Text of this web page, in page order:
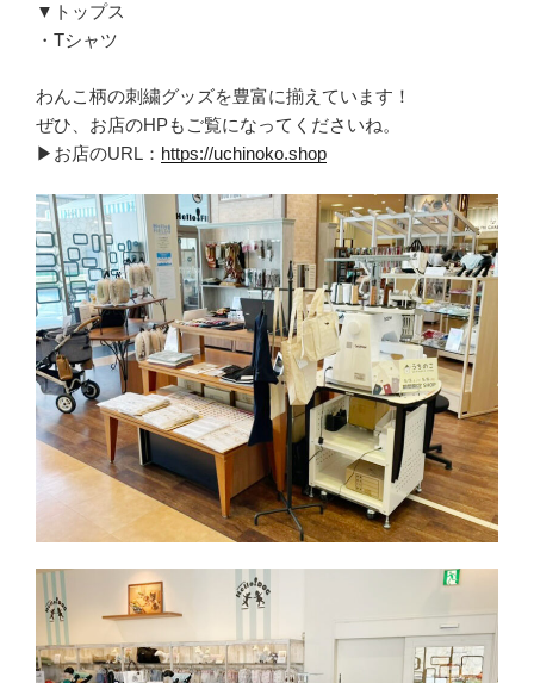
▼トップス
・Tシャツ
わんこ柄の刺繍グッズを豊富に揃えています！
ぜひ、お店のHPもご覧になってくださいね。
▶お店のURL： https://uchinoko.shop